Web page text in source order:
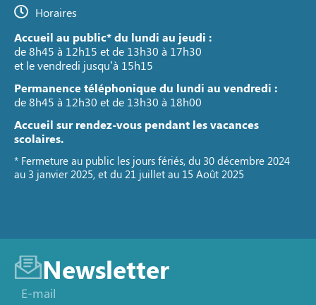
Horaires
Accueil au public* du lundi au jeudi :
de 8h45 à 12h15 et de 13h30 à 17h30
et le vendredi jusqu’à 15h15
Permanence téléphonique du lundi au vendredi :
de 8h45 à 12h30 et de 13h30 à 18h00
Accueil sur rendez-vous pendant les vacances
scolaires.
* Fermeture au public les jours fériés, du 30 décembre 2024
au 3 janvier 2025, et du 21 juillet au 15 Août 2025
Newsletter